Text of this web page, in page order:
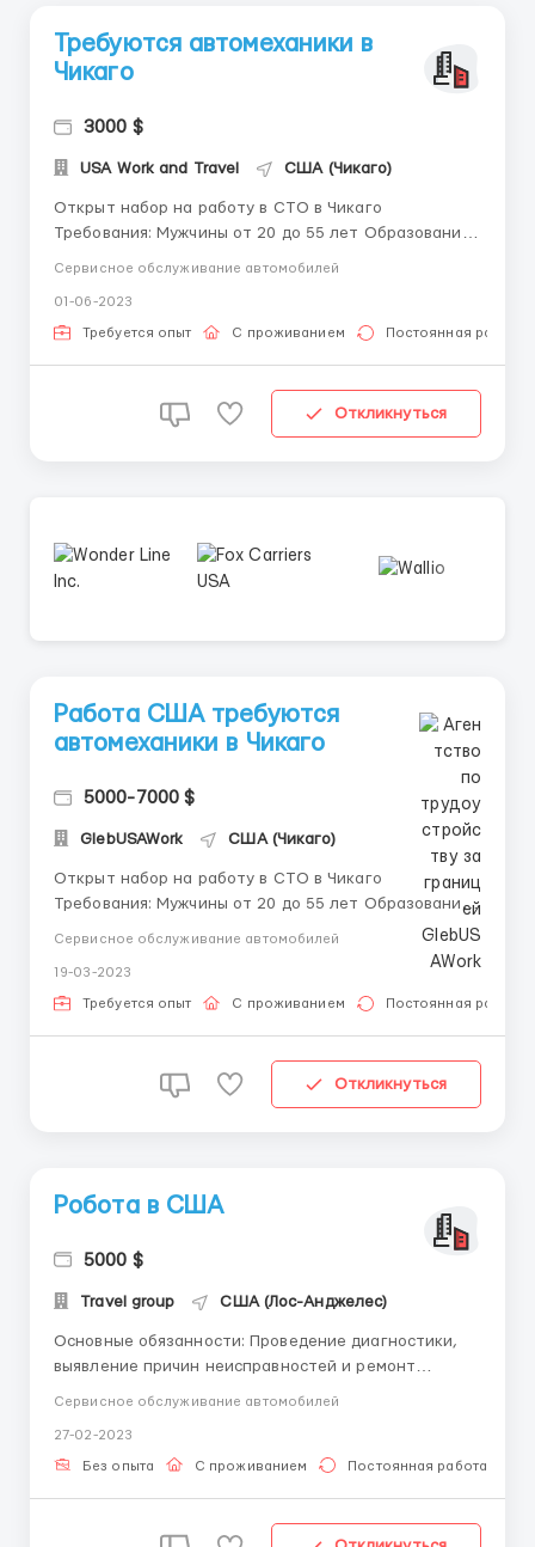
Требуются автомеханики в
Чикаго
3000 $
USA Work and Travel США (Чикаго)
Открыт набор на работу в СТО в Чикаго
Требования: Мужчины от 20 до 55 лет Образование
автомеханика Ответсвенное отношение к работе
машин Уборка рабочего места График работы:
График работы 3/3, смена с 8:00 д...
Сервисное обслуживание автомобилей
01-06-2023
Требуется опыт С проживанием Постоянная работа
Откликнуться
Работа США требуются
автомеханики в Чикаго
5000-7000 $
GlebUSAWork США (Чикаго)
Открыт набор на работу в СТО в Чикаго
Требования: Мужчины от 20 до 55 лет Образование
автомеханика Ответсвенное отношение к работе
машин Уборка рабочего места График работы:
График работы 4/2, 3/3, смена с 8:00 до 2...
Сервисное обслуживание автомобилей
19-03-2023
Требуется опыт С проживанием Постоянная работа
Откликнуться
Робота в США
5000 $
Travel group США (Лос-Анджелес)
Основные обязанности: Проведение диагностики,
выявление причин неисправностей и ремонт
автомобиля; Демонтаж/монтаж агрегатов.
ремонту и обслуживанию автомобилей; Условия
работы: Работа в стабильной компании; График
Сервисное обслуживание автомобилей
27-02-2023
Без опыта С проживанием Постоянная работа